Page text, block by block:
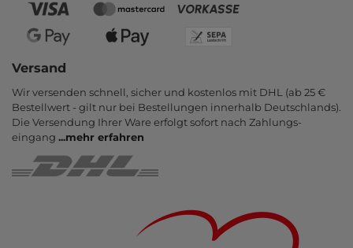
Versand
Wir versenden schnell, sicher und kostenlos mit DHL (ab 25 €
Bestell­wert - gilt nur bei Bestel­lungen inner­halb Deutsch­lands).
Die Ver­sendung Ihrer Ware er­folgt sofort nach Zahlungs­
eingang ...mehr erfahren